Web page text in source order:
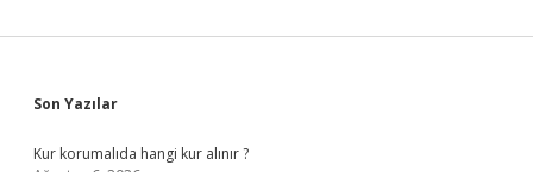
Sidebar
Son Yazılar
Kur korumalıda hangi kur alınır ?